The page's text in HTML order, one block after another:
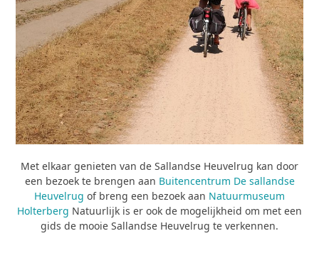
Met elkaar genieten van de Sallandse Heuvelrug kan door
een bezoek te brengen aan Buitencentrum De sallandse
Heuvelrug of breng een bezoek aan Natuurmuseum
Holterberg Natuurlijk is er ook de mogelijkheid om met een
gids de mooie Sallandse Heuvelrug te verkennen.